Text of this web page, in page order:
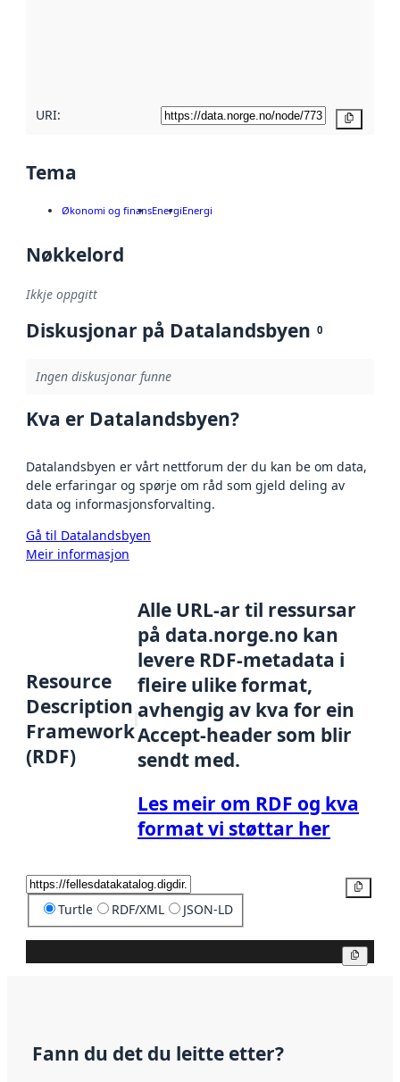
URI:
Tema
Økonomi og finansEnergiEnergi
Nøkkelord
Ikkje oppgitt
Diskusjonar på Datalandsbyen 0
Ingen diskusjonar funne
Kva er Datalandsbyen?
Datalandsbyen er vårt nettforum der du kan be om data,
dele erfaringar og spørje om råd som gjeld deling av
data og informasjonsforvalting.
Gå til Datalandsbyen
Meir informasjon
Resource
Description
Framework
(RDF)
Alle URL-ar til ressursar
på data.norge.no kan
levere RDF-metadata i
fleire ulike format,
avhengig av kva for ein
Accept-header som blir
sendt med.
Les meir om RDF og kva
format vi støttar her
Turtle RDF/XML JSON-LD
Fann du det du leitte etter?